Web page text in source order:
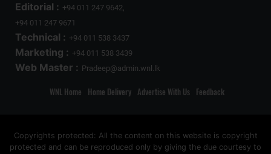
Editorial : +94 011 247 9642,
+94 011 247 9671
Technical : +94 011 538 3437
Marketing : +94 011 538 3439
Web Master : Pradeep@admin.wnl.lk
WNL Home Home Delivery Advertise With Us Feedback
Copyrights protected: All the content on this website is copyright
protected and can be reproduced only by giving the due courtesy to